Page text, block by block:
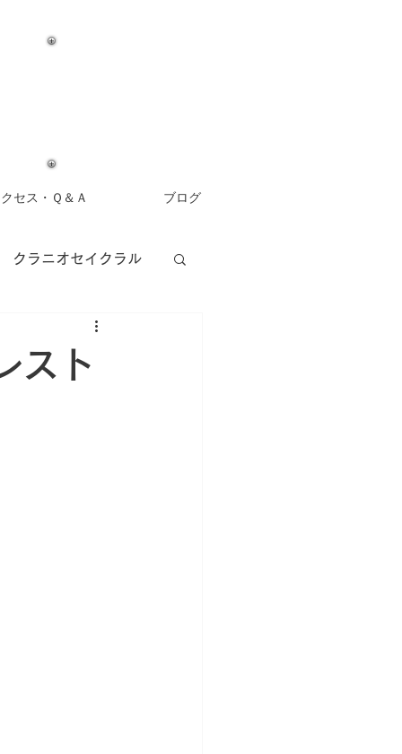
セス・Ｑ＆Ａ ブログ
クラニオセイクラル
ロマセラピー
スト